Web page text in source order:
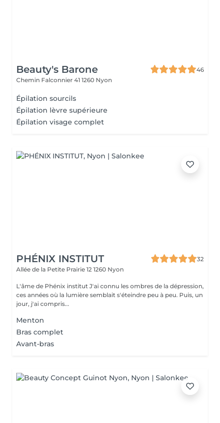
Beauty's Barone
46
Chemin Falconnier 41 1260 Nyon
Épilation sourcils
Épilation lèvre supérieure
Épilation visage complet
PHÉNIX INSTITUT
32
Allée de la Petite Prairie 12 1260 Nyon
L'âme de Phénix institut J'ai connu les ombres de la dépression,
ces années où la lumière semblait s'éteindre peu à peu. Puis, un
jour, j'ai compris...
Menton
Bras complet
Avant-bras